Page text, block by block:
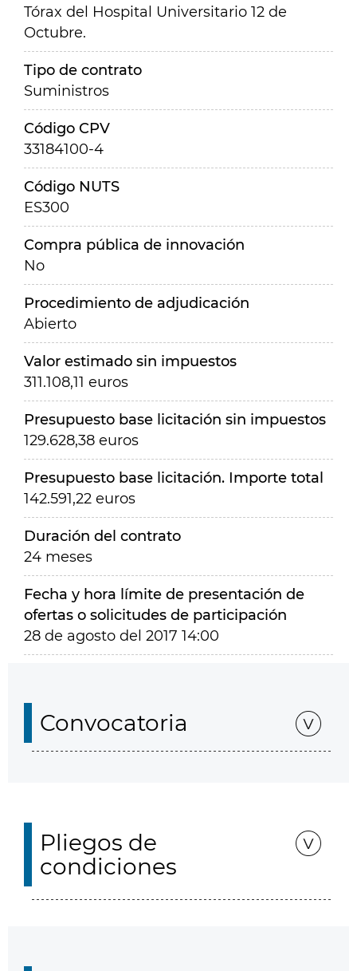
Tórax del Hospital Universitario 12 de
Octubre.
Tipo de contrato
Suministros
Código CPV
33184100-4
Código NUTS
ES300
Compra pública de innovación
No
Procedimiento de adjudicación
Abierto
Valor estimado sin impuestos
311.108,11 euros
Presupuesto base licitación sin impuestos
129.628,38 euros
Presupuesto base licitación. Importe total
142.591,22 euros
Duración del contrato
24 meses
Fecha y hora límite de presentación de
ofertas o solicitudes de participación
28 de agosto del 2017 14:00
Convocatoria
Pliegos de
condiciones